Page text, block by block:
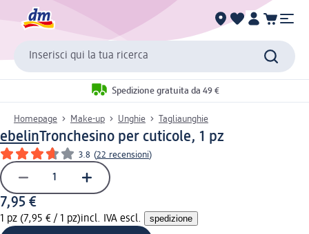
Inserisci qui la tua ricerca
Spedizione gratuita da 49 €
Homepage Make-up Unghie Tagliaunghie
ebelinTronchesino per cuticole, 1 pz
3.8 (22 recensioni)
7,95 €
1 pz (7,95 € / 1 pz)incl. IVA escl. spedizione